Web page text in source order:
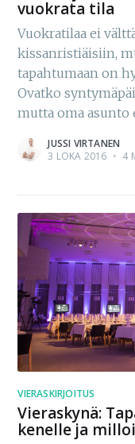
vuokrata tila
Vuokratilaa ei
kissanristiäisiin,
tapahtumaan on
Ovatko
mutta oma asunto
JUSSI VIRTANEN
3 LOKA 2016 • 4
VIERASKIRJOITUS
Vieraskynä:
kenelle ja